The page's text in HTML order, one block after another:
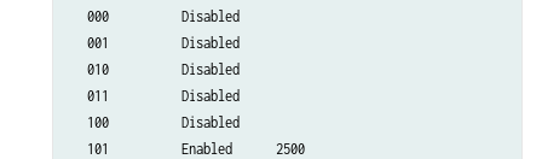
  000          Disabled
  001          Disabled
  010          Disabled
  011          Disabled
  100          Disabled
  101          Enabled      2500